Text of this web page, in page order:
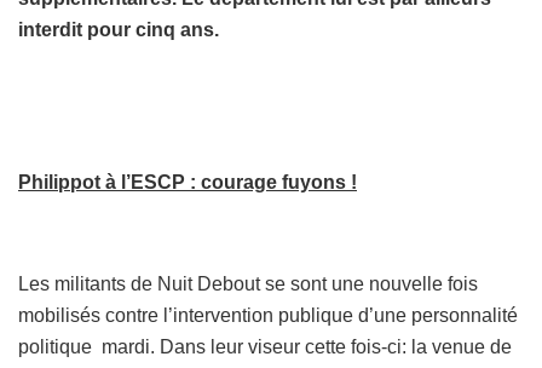
interdit pour cinq ans.
Philippot à l’ESCP : courage fuyons !
Les militants de Nuit Debout se sont une nouvelle fois
mobilisés contre l’intervention publique d’une personnalité
politique mardi. Dans leur viseur cette fois-ci: la venue de